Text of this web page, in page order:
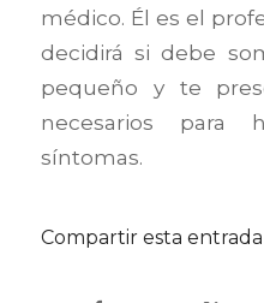
médico. Él es el
decidirá si debe
pequeño y te
necesarios
síntomas.
Compartir esta entrada